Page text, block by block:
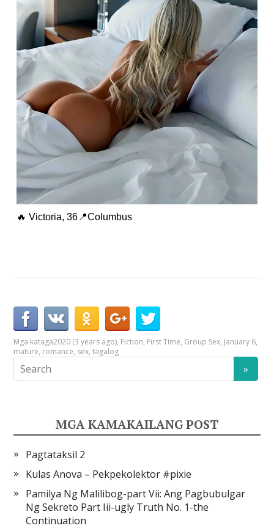
🔥 Victoria, 36📍Columbus
Mga kataga2020 (3 years ago), Fiction, First Time, Group Sex, January 6,
mature, romance, sex,tagalog
MGA KAMAKAILANG POST
Pagtataksil 2
Kulas Anova – Pekpekolektor #pixie
Pamilya Ng Malilibog-part Vii: Ang Pagbubulgar
Ng Sekreto Part Iii-ugly Truth No. 1-the
Continuation